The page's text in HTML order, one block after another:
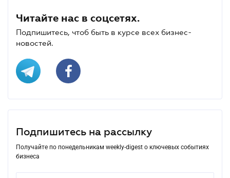
Читайте нас в соцсетях.
Подпишитесь, чтоб быть в курсе всех бизнес-
новостей.
Подпишитесь на рассылку
Получайте по понедельникам weekly-digest о ключевых событиях
бизнеса